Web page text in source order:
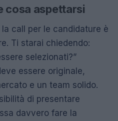
cosa aspettarsi
call per le candidature è
Ti starai chiedendo:
selezionati?”
essere originale,
e un team solido.
di presentare
davvero fare la